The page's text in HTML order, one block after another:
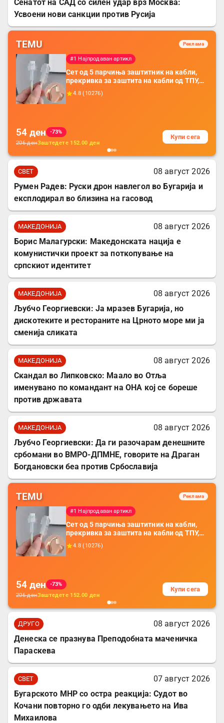
Сенатот на САД со силен удар врз Москва:
Усвоени нови санкции против Русија
TEMU Реклама
#1 Најпродаван артикл
Сет од 5 парчиња заштитник на кабли,
прекривка за заштита на кабли од ТПУ,
додатоци за заштита на кабли, без
батерија, за мобилни телефони, комплет
4.8 (10276)
54 ден
-73%
206денЗаштедете 152.00 ден
Купи сега
СВЕТ
08 август 2026
Румен Радев: Руски дрон навлегол во Бугарија и
експлодирал во близина на гасовод
МАКЕДОНИЈА
08 август 2026
Борис Малагурски: Македонската нација е
комунистички проект за поткопување на
српскиот идентитет
МАКЕДОНИЈА
08 август 2026
Љубчо Георгиевски: Ја мразев Бугарија, но
дискотеките и рестораните на Црното море ми ја
сменија сликата
МАКЕДОНИЈА
08 август 2026
Скандал во Липковско: Маало во Отља
именувано по командант на ОНА кој се бореше
против државата
МАКЕДОНИЈА
08 август 2026
Љубчо Георгиевски: Да ги разочарам денешните
србомани во ВМРО-ДПМНЕ, говорите на Драган
Богдановски беа против Србославија
TEMU Реклама
#1 Најпродаван артикл
Сет од 5 парчиња заштитник на кабли,
прекривка за заштита на кабли од ТПУ,
додатоци за заштита на кабли, без
батерија, за мобилни телефони, комплет
4.8 (10276)
54 ден
-73%
206денЗаштедете 152.00 ден
Купи сега
ДРУГО
08 август 2026
Денеска се празнува Преподобната маченичка
Параскева
СВЕТ
07 август 2026
Бугарското МНР со остра реакција: Судот во
Кочани повторно го одби лекувањето на Ива
Михаилова